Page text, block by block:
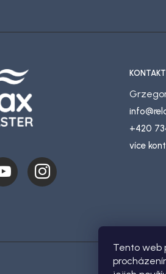
Tento web
info@
+420
více